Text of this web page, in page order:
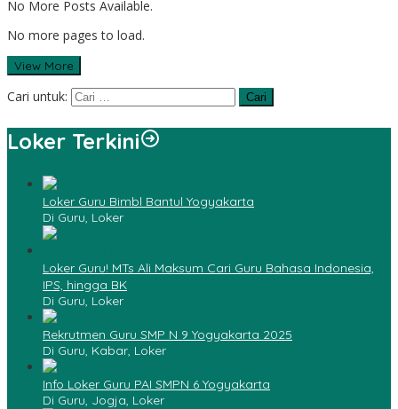
No More Posts Available.
No more pages to load.
View More
Cari untuk:
Loker Terkini
Loker Guru Bimbl Bantul Yogyakarta
Di Guru, Loker
Loker Guru! MTs Ali Maksum Cari Guru Bahasa Indonesia,
IPS, hingga BK
Di Guru, Loker
Rekrutmen Guru SMP N 9 Yogyakarta 2025
Di Guru, Kabar, Loker
Info Loker Guru PAI SMPN 6 Yogyakarta
Di Guru, Jogja, Loker